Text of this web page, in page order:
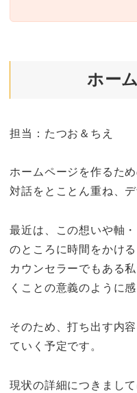
ホー
担当：たつお＆ちえ
ホームページを作るた
対話をとことん重ね、
最近は、この想いや軸
のところに時間をかけ
カウンセラーでもある
くことの意義のように感
そのため、打ち出す内
ていく予定です。
現状の詳細につきまして